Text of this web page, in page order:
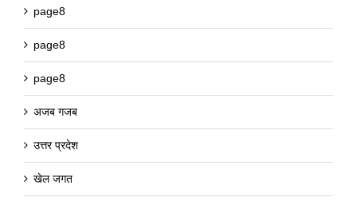
page8
page8
page8
अजब गजब
उत्तर प्रदेश
खेल जगत